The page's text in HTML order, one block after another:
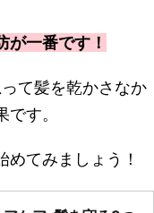
が一番です！
て髪を乾かさなか
す。
てみましょう！